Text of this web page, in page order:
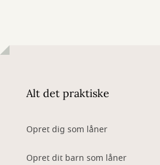
Alt det praktiske
Opret dig som låner
Opret dit barn som låner